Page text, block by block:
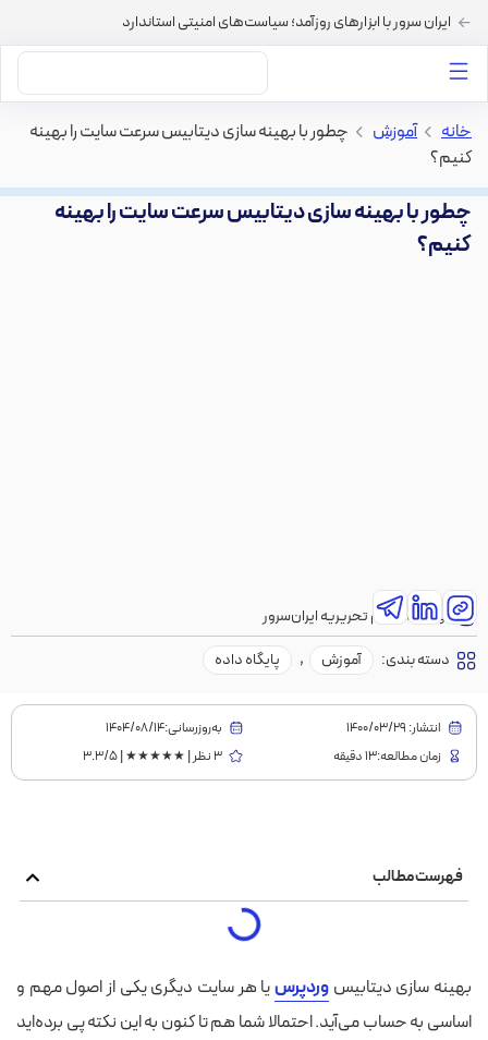
ایران سرور با ابزارهای روزآمد؛ سیاست‌های امنیتی استاندارد
خانه > آموزش > چطور با بهینه سازی دیتابیس سرعت سایت را بهینه
کنیم؟
چطور با بهینه سازی دیتابیس سرعت سایت را بهینه
کنیم؟
نویسنده:تیم تحریریه ایران‌سرور
دسته بندی:
آموزش , پایگاه داده
انتشار: 1400/03/29
به‌روز‌رسانی:۱۴۰۴/۰۸/۱۴
زمان مطالعه:13 دقیقه
3 نظر | ★★★★★ | 3.3/5
فهرست مطالب
بهینه سازی دیتابیس وردپرسیا هر سایت دیگری یکی از اصول مهم و
اساسی به حساب می‌آید.احتمالا شما هم تا کنون به این نکته پی برده‌اید